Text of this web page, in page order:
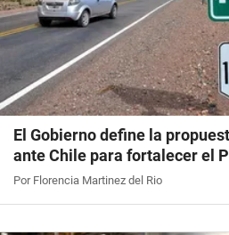
El Gobierno define la
ante Chile para fortalecer el
Por Florencia Martinez del Rio